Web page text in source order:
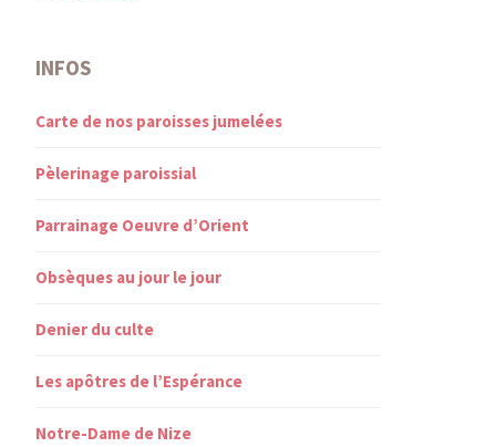
INFOS
Carte de nos paroisses jumelées
Pèlerinage paroissial
Parrainage Oeuvre d’Orient
Obsèques au jour le jour
Denier du culte
Les apôtres de l’Espérance
Notre-Dame de Nize